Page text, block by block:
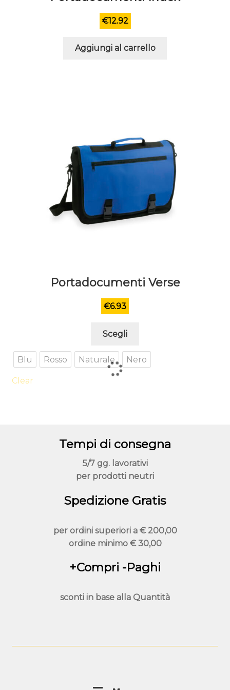
€12.92
Aggiungi al carrello
Portadocumenti Verse
€6.93
Scegli
ha
più
scelte
pagina
del
prodotto
Blu Rosso Naturale Nero
Clear
Tempi di consegna
5/7 gg. lavorativi
per prodotti neutri
Spedizione Gratis
per ordini superiori a € 200,00
ordine minimo€ 30,00
+Compri -Paghi
sconti in base alla Quantità